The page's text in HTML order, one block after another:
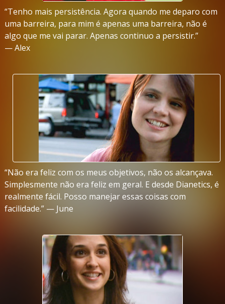
“Tenho mais persistência. Agora quando me deparo com
uma barreira, para mim é apenas uma barreira, não é
algo que me vai parar. Apenas continuo a persistir.”
— Alex
“Não era feliz com os meus objetivos, não os alcançava.
Simplesmente não era feliz em geral. E desde Dianetics, é
realmente fácil. Posso manejar essas coisas com
facilidade.” — June